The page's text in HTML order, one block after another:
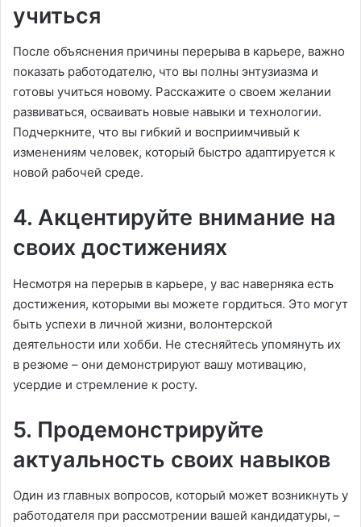
учиться
После объяснения причины перерыва в карьере, важно
показать работодателю, что вы полны энтузиазма и
готовы учиться новому. Расскажите о своем желании
развиваться, осваивать новые навыки и технологии.
Подчеркните, что вы гибкий и восприимчивый к
изменениям человек, который быстро адаптируется к
новой рабочей среде.
4. Акцентируйте внимание на
своих достижениях
Несмотря на перерыв в карьере, у вас наверняка есть
достижения, которыми вы можете гордиться. Это могут
быть успехи в личной жизни, волонтерской
деятельности или хобби. Не стесняйтесь упомянуть их
в резюме – они демонстрируют вашу мотивацию,
усердие и стремление к росту.
5. Продемонстрируйте
актуальность своих навыков
Один из главных вопросов, который может возникнуть у
работодателя при рассмотрении вашей кандидатуры, –